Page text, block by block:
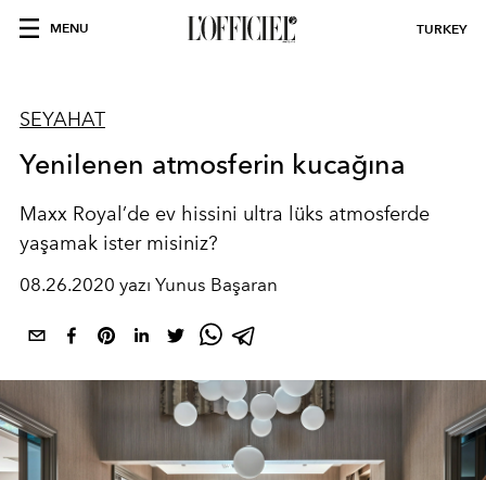
MENU TURKEY
SEYAHAT
Yenilenen atmosferin kucağına
Maxx Royal’de ev hissini ultra lüks atmosferde
yaşamak ister misiniz?
08.26.2020 yazı Yunus Başaran